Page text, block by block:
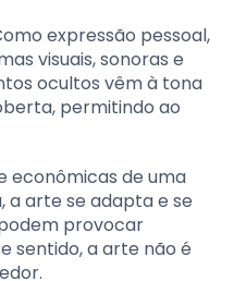
expressão pessoal,
visuais, sonoras e
ocultos vêm à tona
permitindo ao
econômicas de uma
a arte se adapta e se
provocar
sentido, a arte não é